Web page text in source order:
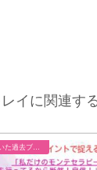
イに関連す
ocnでオープンから書いていた過去ブログ